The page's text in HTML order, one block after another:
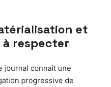
et
à respecter
journal connaît une
progressive de